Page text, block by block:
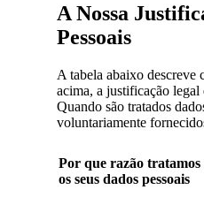
A Nossa
Pessoais
A tabela abaixo descreve
acima, a justificação legal
Quando são tratados
voluntariamente
Por que razão tratamos
os seus dados pessoais